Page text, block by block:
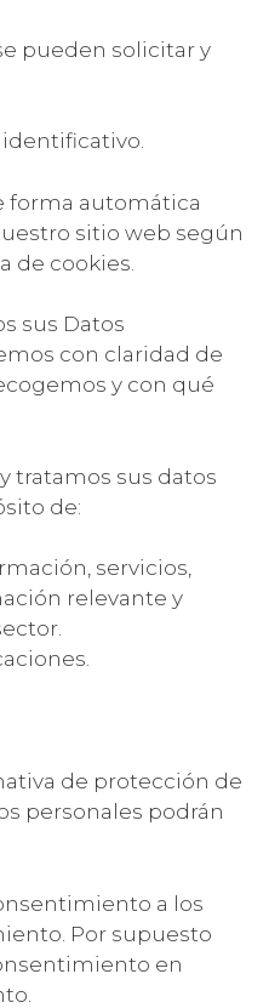
pueden solicitar y
forma automática
sitio web según
de cookies.
sus Datos
con claridad de
y con qué
tratamos sus datos
de:
servicios,
relevante y
de protección de
personales podrán
a los
Por supuesto
en